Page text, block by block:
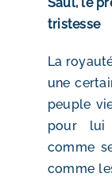
tristesse
La
une
peuple
pour lui
comme
comme